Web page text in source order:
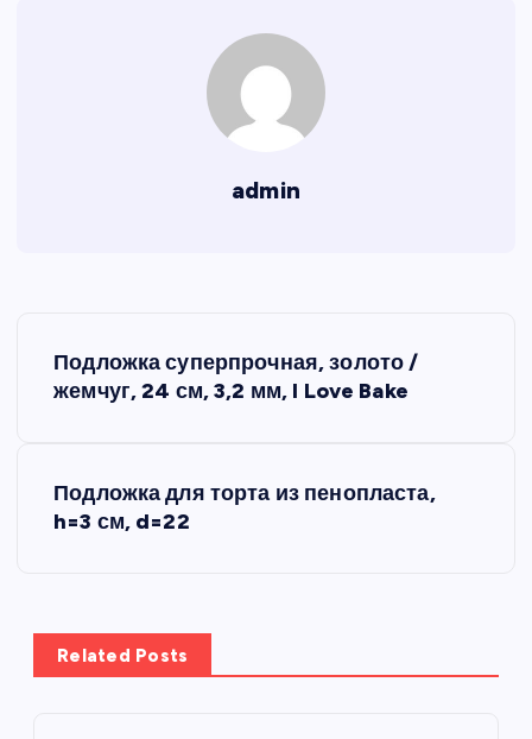
admin
а
ц
Подложка суперпрочная, золото /
жемчуг, 24 см, 3,2 мм, I Love Bake
Подложка для торта из пенопласта,
h=3 см, d=22
Related Posts